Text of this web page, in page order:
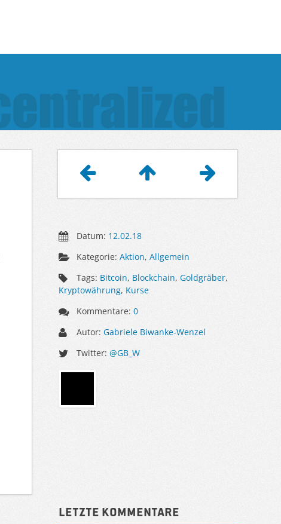
Datum: 12.02.18
Kategorie:Aktion,Allgemein
Tags: Bitcoin, Blockchain,Goldgräber,
Kryptowährung, Kurse
Kommentare:0
Autor:Gabriele Biwanke-Wenzel
Twitter:@GB_W
Letzte Kommentare